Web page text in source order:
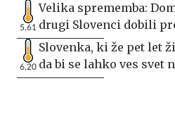
5,61
Velika sprememba:
drugi Slovenci dobili
6,20
Slovenka, ki že pet let
da bi se lahko ves svet